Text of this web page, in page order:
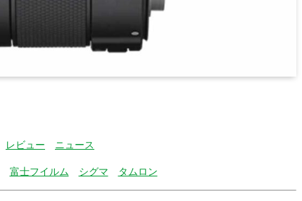
レビュー ニュース
富士フイルム シグマ タムロン